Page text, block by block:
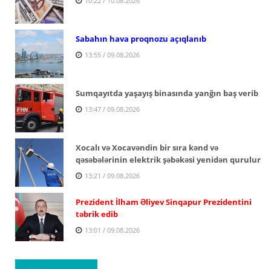
Sabahın hava proqnozu açıqlanıb
13:55 / 09.08.2026
Sumqayıtda yaşayış binasında yanğın baş verib
13:47 / 09.08.2026
Xocalı və Xocavəndin bir sıra kənd və
qəsəbələrinin elektrik şəbəkəsi yenidən qurulur
13:21 / 09.08.2026
Prezident İlham Əliyev Sinqapur Prezidentini
təbrik edib
13:01 / 09.08.2026